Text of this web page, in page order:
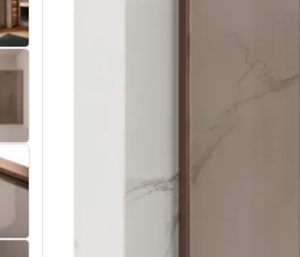
Sprchové žľaby
Umývadlá
Vaňa so zástenou